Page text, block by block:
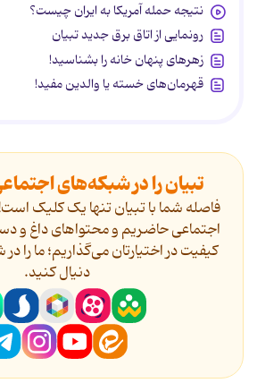
نتیجه حمله آمریکا به ایران چیست؟
رونمایی از اتاق برق جدید تبیان
زهرهای پنهان خانه را بشناسید!
قهرمان‌های خسته یا والدین مفید!
تبیان را در شبکه‌های
فاصله شما با تبیان تنها یک کلیک
اجتماعی حاضریم و محتواهای داغ و
کیفیت در اختیارتان می‌گذاریم؛ ما را
دنیال کنید.